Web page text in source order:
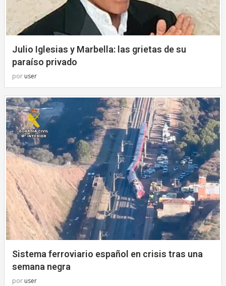
Julio Iglesias y Marbella: las grietas de su
paraíso privado
por user
Sistema ferroviario español en crisis tras una
semana negra
por user